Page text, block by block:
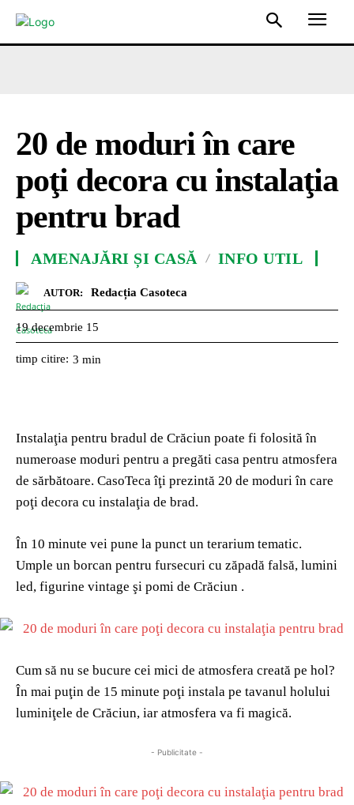
20 de moduri în care
poţi decora cu instalaţia
pentru brad
AMENAJĂRI ȘI CASĂ INFO UTIL
AUTOR: Redacția Casoteca
19 decembrie 15
timp citire: 3 min
Instalaţia pentru bradul de Crăciun poate fi folosită în
numeroase moduri pentru a pregăti casa pentru atmosfera
de sărbătoare. CasoTeca îţi prezintă 20 de moduri în care
poţi decora cu instalaţia de brad.
În 10 minute vei pune la punct un terarium tematic.
Umple un borcan pentru fursecuri cu zăpadă falsă, lumini
led, figurine vintage şi pomi de Crăciun .
Cum să nu se bucure cei mici de atmosfera creată pe hol?
În mai puţin de 15 minute poţi instala pe tavanul holului
luminiţele de Crăciun, iar atmosfera va fi magică.
- Publicitate -